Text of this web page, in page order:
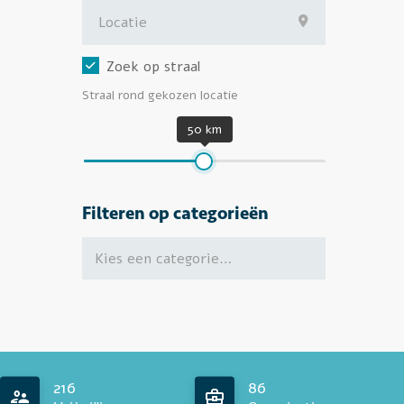
Zoek op straal
Straal rond gekozen locatie
50 km
Filteren op categorieën
216 86